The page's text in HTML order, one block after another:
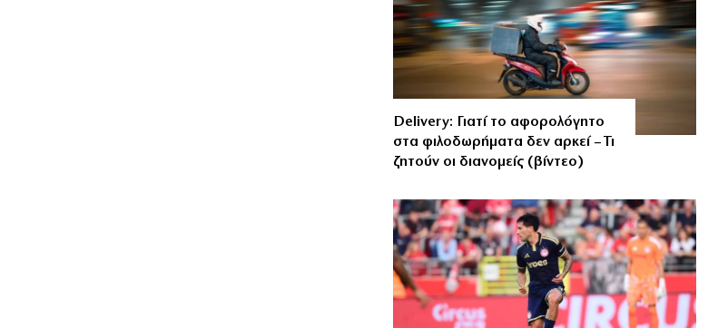
Delivery: Γιατί το αφορολόγητο
στα φιλοδωρήματα δεν αρκεί – Τι
ζητούν οι διανομείς (βίντεο)